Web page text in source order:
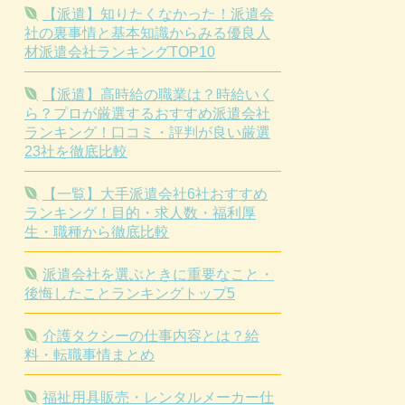
【派遣】知りたくなかった！派遣会
社の裏事情と基本知識からみる優良人
材派遣会社ランキングTOP10
【派遣】高時給の職業は？時給いく
ら？プロが厳選するおすすめ派遣会社
ランキング！口コミ・評判が良い厳選
23社を徹底比較
【一覧】大手派遣会社6社おすすめ
ランキング！目的・求人数・福利厚
生・職種から徹底比較
派遣会社を選ぶときに重要なこと・
後悔したことランキングトップ5
介護タクシーの仕事内容とは？給
料・転職事情まとめ
福祉用具販売・レンタルメーカー仕